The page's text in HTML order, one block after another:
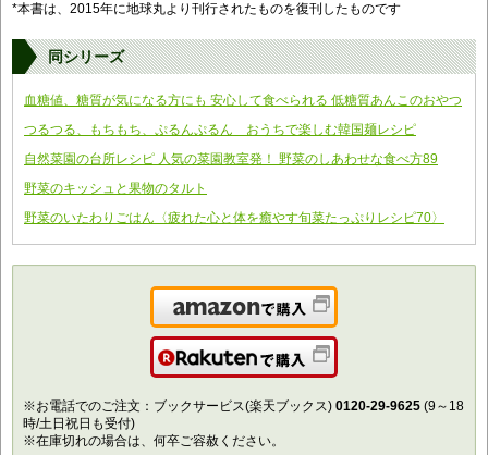
*本書は、2015年に地球丸より刊行されたものを復刊したものです
同シリーズ
血糖値、糖質が気になる方にも 安心して食べられる 低糖質あんこのおやつ
つるつる、もちもち、ぷるんぷるん おうちで楽しむ韓国麺レシピ
自然菜園の台所レシピ 人気の菜園教室発！ 野菜のしあわせな食べ方89
野菜のキッシュと果物のタルト
野菜のいたわりごはん〈疲れた心と体を癒やす旬菜たっぷりレシピ70〉
Amazonで購入
楽天で購入
※お電話でのご注文：ブックサービス(楽天ブックス) 0120-29-9625 (9～18
時/土日祝日も受付)
※在庫切れの場合は、何卒ご容赦ください。